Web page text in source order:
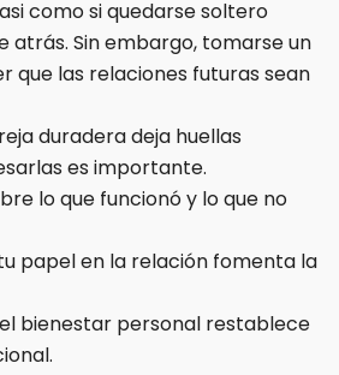
como si quedarse soltero
atrás. Sin embargo, tomarse un
que las relaciones futuras sean
duradera deja huellas
es importante.
lo que funcionó y lo que no
papel en la relación fomenta la
bienestar personal restablece